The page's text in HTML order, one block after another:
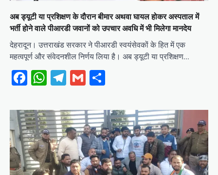
अब ड्यूटी या प्रशिक्षण के दौरान बीमार अथवा घायल होकर अस्पताल में
भर्ती होने वाले पीआरडी जवानों को उपचार अवधि में भी मिलेगा मानदेय
देहरादून। उत्तराखंड सरकार ने पीआरडी स्वयंसेवकों के हित में एक
महत्वपूर्ण और संवेदनशील निर्णय लिया है। अब ड्यूटी या प्रशिक्षण…
Facebook
WhatsApp
Telegram
Gmail